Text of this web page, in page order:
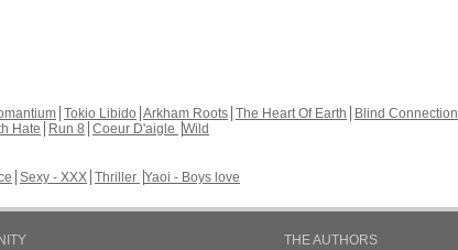
Tokio Libido Arkham Roots The Heart Of Earth Blind Connection
Hate Run 8 Coeur D'aigle Wild
Sexy - XXX Thriller Yaoi - Boys love
THE AUTHORS